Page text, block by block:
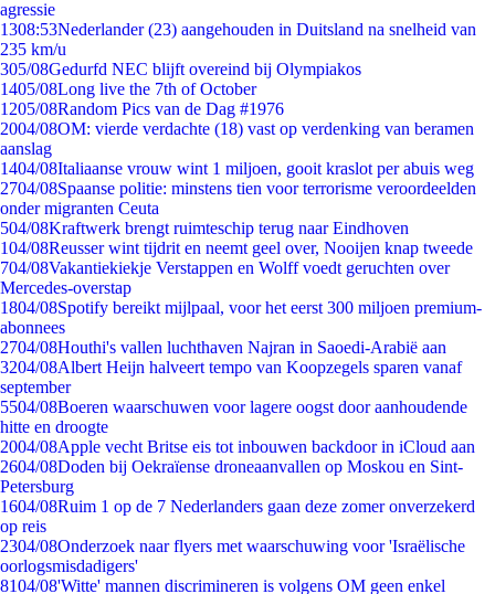
agressie
1308:53Nederlander (23) aangehouden in Duitsland na snelheid van
235 km/u
305/08Gedurfd NEC blijft overeind bij Olympiakos
1405/08Long live the 7th of October
1205/08Random Pics van de Dag #1976
2004/08OM: vierde verdachte (18) vast op verdenking van beramen
aanslag
1404/08Italiaanse vrouw wint 1 miljoen, gooit kraslot per abuis weg
2704/08Spaanse politie: minstens tien voor terrorisme veroordeelden
onder migranten Ceuta
504/08Kraftwerk brengt ruimteschip terug naar Eindhoven
104/08Reusser wint tijdrit en neemt geel over, Nooijen knap tweede
704/08Vakantiekiekje Verstappen en Wolff voedt geruchten over
Mercedes-overstap
1804/08Spotify bereikt mijlpaal, voor het eerst 300 miljoen premium-
abonnees
2704/08Houthi's vallen luchthaven Najran in Saoedi-Arabië aan
3204/08Albert Heijn halveert tempo van Koopzegels sparen vanaf
september
5504/08Boeren waarschuwen voor lagere oogst door aanhoudende
hitte en droogte
2004/08Apple vecht Britse eis tot inbouwen backdoor in iCloud aan
2604/08Doden bij Oekraïense droneaanvallen op Moskou en Sint-
Petersburg
1604/08Ruim 1 op de 7 Nederlanders gaan deze zomer onverzekerd
op reis
2304/08Onderzoek naar flyers met waarschuwing voor 'Israëlische
oorlogsmisdadigers'
8104/08'Witte' mannen discrimineren is volgens OM geen enkel